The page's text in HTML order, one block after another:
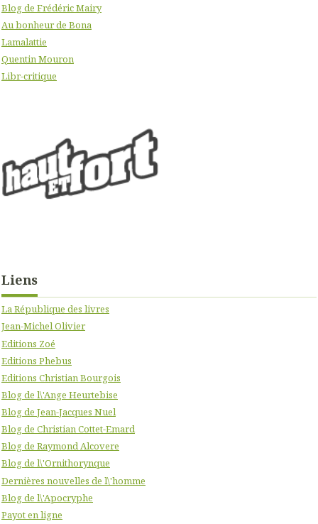
Blog de Frédéric Mairy
Au bonheur de Bona
Lamalattie
Quentin Mouron
Libr-critique
Liens
La République des livres
Jean-Michel Olivier
Editions Zoé
Editions Phebus
Editions Christian Bourgois
Blog de l\'Ange Heurtebise
Blog de Jean-Jacques Nuel
Blog de Christian Cottet-Emard
Blog de Raymond Alcovere
Blog de l\'Ornithorynque
Dernières nouvelles de l\'homme
Blog de l\'Apocryphe
Payot en ligne